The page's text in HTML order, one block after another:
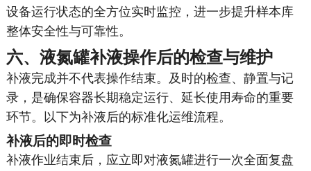
设备运行状态的全方位实时监控，进一步提升样本库
整体安全性与可靠性。
六、液氮罐补液操作后的检查与维护
补液完成并不代表操作结束。及时的检查、静置与记
录，是确保容器长期稳定运行、延长使用寿命的重要
环节。以下为补液后的标准化运维流程。
补液后的即时检查
补液作业结束后，应立即对液氮罐进行一次全面复盘